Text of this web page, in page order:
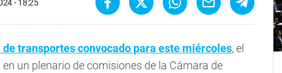
- 18:25
de transportes convocado para este miércoles, el
un plenario de comisiones de la Cámara de